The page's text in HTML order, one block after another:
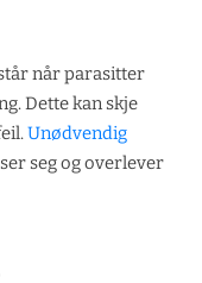
når parasitter
Dette kan skje
Unødvendig
seg og overlever